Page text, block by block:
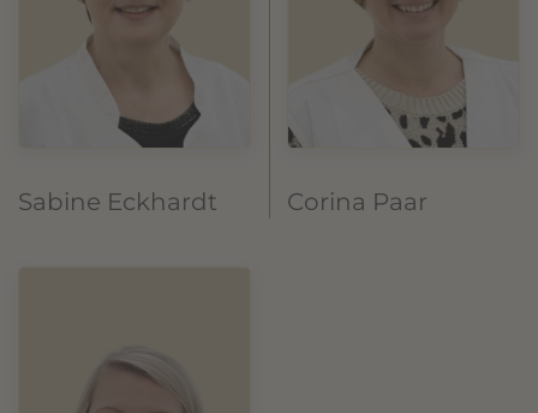
Sabine Eckhardt Corina Paar